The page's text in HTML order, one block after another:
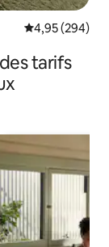
Évaluation
4,95 (294)
tarifs